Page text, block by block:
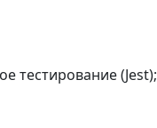
тестирование (Jest);